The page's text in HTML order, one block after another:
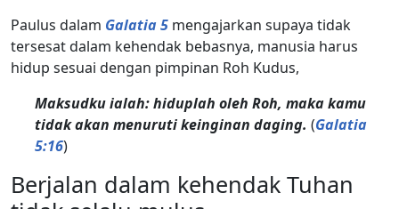
Paulus dalam Galatia 5 mengajarkan supaya tidak
tersesat dalam kehendak bebasnya, manusia harus
hidup sesuai dengan pimpinan Roh Kudus,
Maksudku ialah: hiduplah oleh Roh, maka kamu
tidak akan menuruti keinginan daging. (Galatia
5:16)
Berjalan dalam kehendak Tuhan